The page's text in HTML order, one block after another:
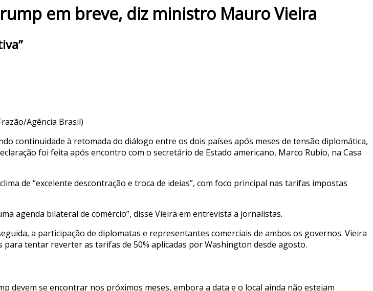
em breve, diz ministro Mauro Vieira
Agência Brasil)
continuidade à retomada do diálogo entre os dois países após meses de tensão diplomática,
foi feita após encontro com o secretário de Estado americano, Marco Rubio, na Casa
de “excelente descontração e troca de ideias”, com foco principal nas tarifas impostas
agenda bilateral de comércio”, disse Vieira em entrevista a jornalistas.
a participação de diplomatas e representantes comerciais de ambos os governos. Vieira
para tentar reverter as tarifas de 50% aplicadas por Washington desde agosto.
devem se encontrar nos próximos meses, embora a data e o local ainda não estejam